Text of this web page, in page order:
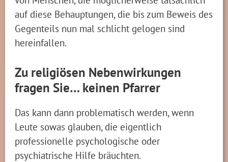
auf diese Behauptungen, die bis zum Beweis des
Gegenteils nun mal schlicht gelogen sind
hereinfallen.
Zu religiösen Nebenwirkungen
fragen Sie… keinen Pfarrer
Das kann dann problematisch werden, wenn
Leute sowas glauben, die eigentlich
professionelle psychologische oder
psychiatrische Hilfe bräuchten.